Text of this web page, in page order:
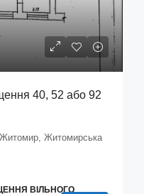
40, 52 або 92
Житомирська
ВІЛЬНОГО